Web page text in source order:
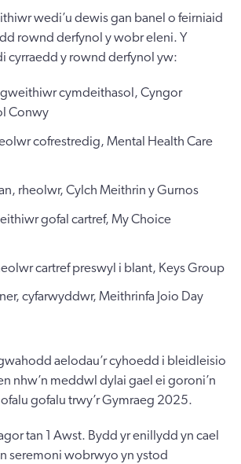
wedi’u dewis gan banel o feirniaid
rownd derfynol y wobr eleni. Y
cyrraedd y rownd derfynol yw:
cymdeithasol, Cyngor
Conwy
cofrestredig, Mental Health Care
rheolwr, Cylch Meithrin y Gurnos
gofal cartref, My Choice
cartref preswyl i blant, Keys Group
cyfarwyddwr, Meithrinfa Joio Day
aelodau’r cyhoedd i bleidleisio
nhw’n meddwl dylai gael ei goroni’n
gofalu trwy’r Gymraeg 2025.
tan 1 Awst. Bydd yr enillydd yn cael
seremoni wobrwyo yn ystod